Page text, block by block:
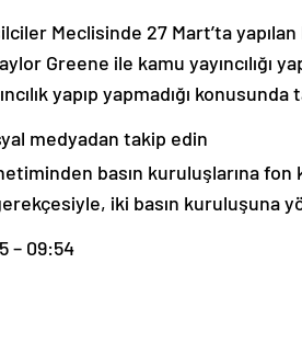
Meclisinde 27 Mart’ta
Greene ile kamu yayıncılığı
yapıp yapmadığı konusunda
medyadan takip edin
basın kuruluşlarına fon
iki basın kuruluşuna
– 09:54